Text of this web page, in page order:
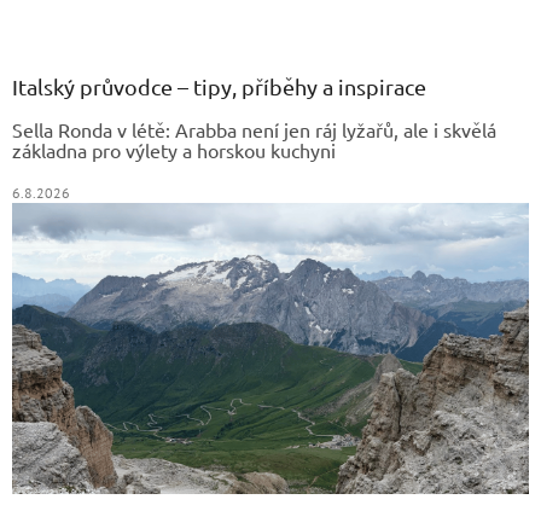
Italský průvodce – tipy, příběhy a inspirace
Sella Ronda v létě: Arabba není jen ráj lyžařů, ale i skvělá
základna pro výlety a horskou kuchyni
6.8.2026